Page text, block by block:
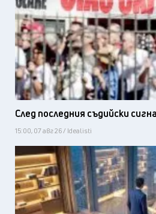
След последния съдийски
15:00, 07 авг 26 / Idealisti